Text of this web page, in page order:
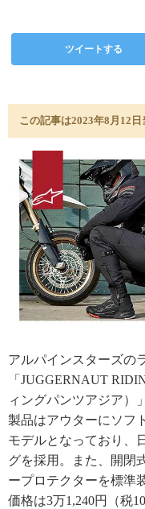
ツイートする
この記事は2023年8月12
アルパインスターズの
「JUGGERNAUT
ィングパンツアジア）
製品はアウターにソフ
モデルとなっており、
グを採用。また、開閉
ープロテクターを標準
価格は3万1,240円（税